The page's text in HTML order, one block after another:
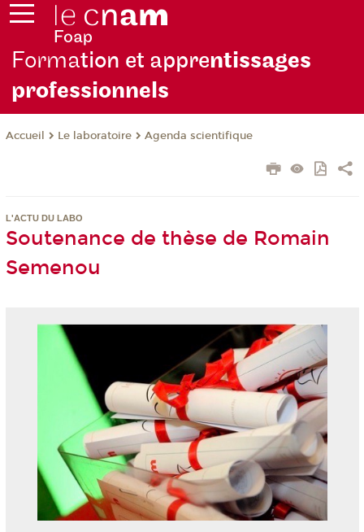
Formation et apprentissages
professionnels
Accueil Le laboratoire Agenda scientifique
L'ACTU DU LABO
Soutenance de thèse de Romain
Semenou